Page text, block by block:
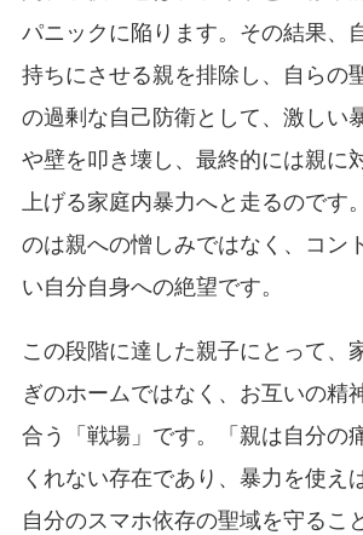
パニックに陥ります。その結果、
持ちにさせる親を排除し、自らの
の過剰な自己防衛として、激しい
や壁を叩き壊し、最終的には親に
上げる家庭内暴力へと走るのです
のは親への憎しみではなく、コン
い自分自身への絶望です。
この段階に達した親子にとって、
ぎのホームではなく、お互いの精
合う「戦場」です。「親は自分の
くれない存在であり、暴力を使え
自分のスマホ依存の聖域を守るこ